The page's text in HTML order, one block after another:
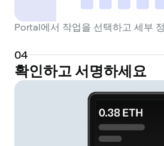
connected and accessible
providing a foundational
Portal positions itself as
solution aimed at unifying
Web3 gaming and
Portal에서 작업을 선택하고 세부
04
확인하고 서명하세요